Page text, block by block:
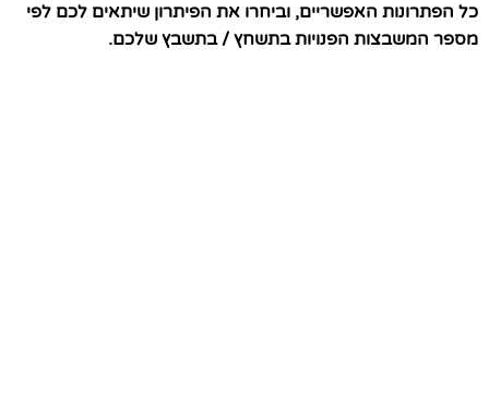
כל הפתרונות האפשריים, וביחרו את הפיתרון שיתאים לכם לפי
מספר המשבצות הפנויות בתשחץ / בתשבץ שלכם.